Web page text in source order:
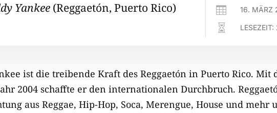
Yankee (Reggaetón, Puerto Rico)  16. MÄRZ
 LESEZEIT:
ist die treibende Kraft des Reggaetón in Puerto Rico. Mit
2004 schaffte er den internationalen Durchbruch.
aus Reggae, Hip-Hop, Soca, Merengue, House und mehr